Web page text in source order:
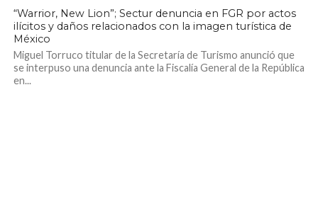
600
“Warrior, New Lion”; Sectur denuncia en FGR por actos
ilícitos y daños relacionados con la imagen turística de
México
Miguel Torruco titular de la Secretaría de Turismo anunció que
se interpuso una denuncia ante la Fiscalía General de la República
en...